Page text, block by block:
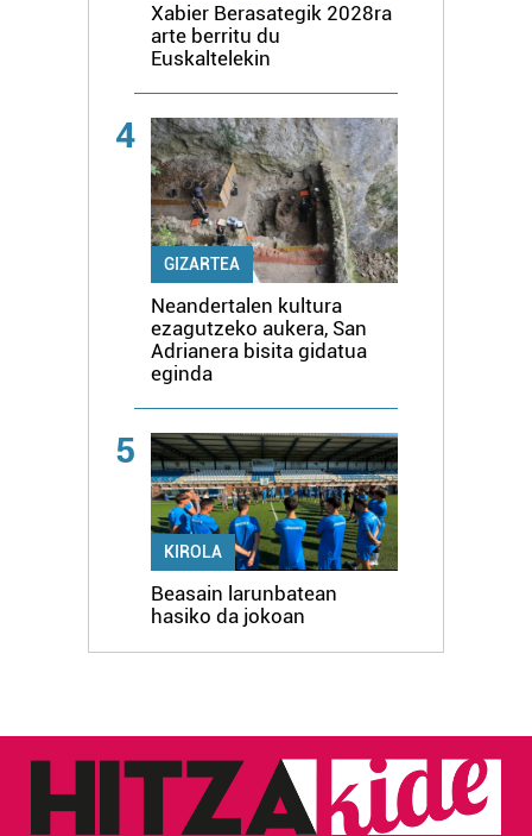
Xabier Berasategik 2028ra
arte berritu du
Euskaltelekin
4
GIZARTEA
Neandertalen kultura
ezagutzeko aukera, San
Adrianera bisita gidatua
eginda
5
KIROLA
Beasain larunbatean
hasiko da jokoan